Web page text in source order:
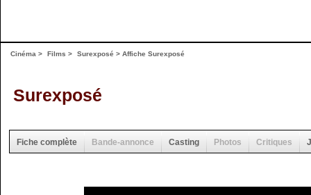
Cinéma > Films > Surexposé > Affiche Surexposé
Surexposé
Fiche complète Bande-annonce Casting Photos Critiques